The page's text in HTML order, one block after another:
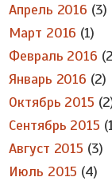
Апрель 2016 (3)
Март 2016 (1)
Февраль 2016
Январь 2016 (2)
Октябрь 2015
Сентябрь 2015
Август 2015 (3)
Июль 2015 (4)